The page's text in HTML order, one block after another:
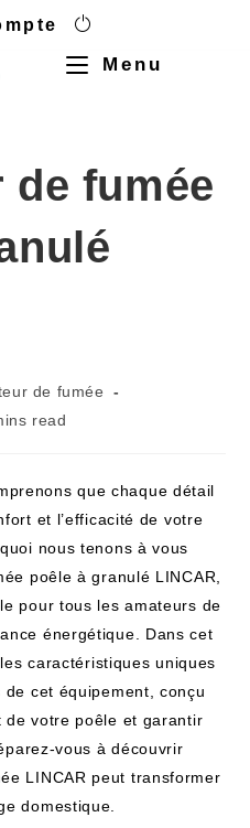
Menu
de fumée
de fumée
read
que chaque détail
et l’efficacité de votre
nous tenons à vous
poêle à granulé LINCAR,
pour tous les amateurs de
énergétique. Dans cet
caractéristiques uniques
cet équipement, conçu
de votre poêle et garantir
vous à découvrir
LINCAR peut transformer
domestique.